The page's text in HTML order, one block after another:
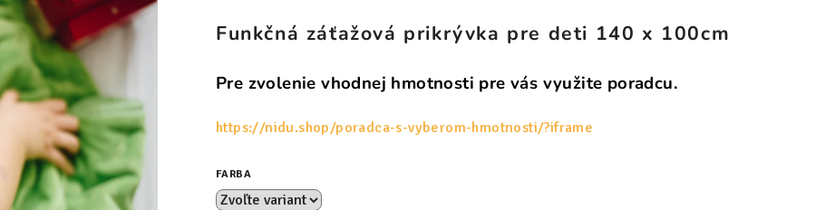
Funkčná záťažová prikrývka pre deti 140 x 100cm
Pre zvolenie vhodnej hmotnosti pre vás využite poradcu.
https://nidu.shop/poradca-s-vyberom-hmotnosti/?iframe
FARBA